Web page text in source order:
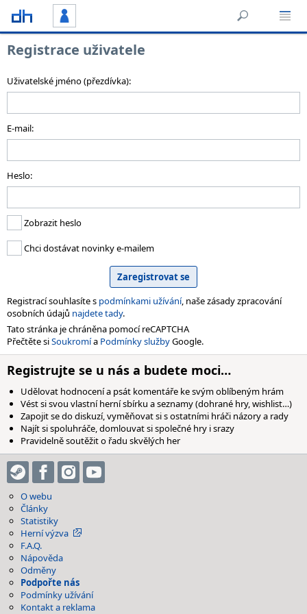
Registrace uživatele
Uživatelské jméno (přezdívka):
E-mail:
Heslo:
Zobrazit heslo
Chci dostávat novinky e-mailem
Registrací souhlasíte s podmínkami užívání, naše zásady zpracování
osobních údajů najdete tady.
Tato stránka je chráněna pomocí reCAPTCHA
Přečtěte siSoukromía Podmínky službyGoogle.
Registrujte se u nás a budete moci…
Udělovat hodnocení a psát komentáře ke svým oblíbeným hrám
Vést si svou vlastní herní sbírku a seznamy (dohrané hry, wishlist…)
Zapojit se do diskuzí, vyměňovat si s ostatními hráči názory a rady
Najít si spoluhráče, domlouvat si společné hry i srazy
Pravidelně soutěžit o řadu skvělých her
O webu
Články
Statistiky
Herní výzva
F.A.Q.
Nápověda
Odměny
Podpořte nás
Podmínky užívání
Kontakt a reklama